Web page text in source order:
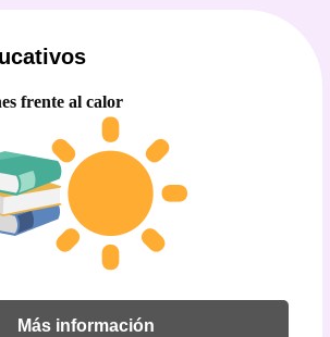
frente al calor
Más información